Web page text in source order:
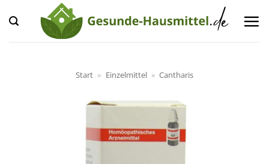
Inhalt
springen
Start » Einzelmittel » Cantharis